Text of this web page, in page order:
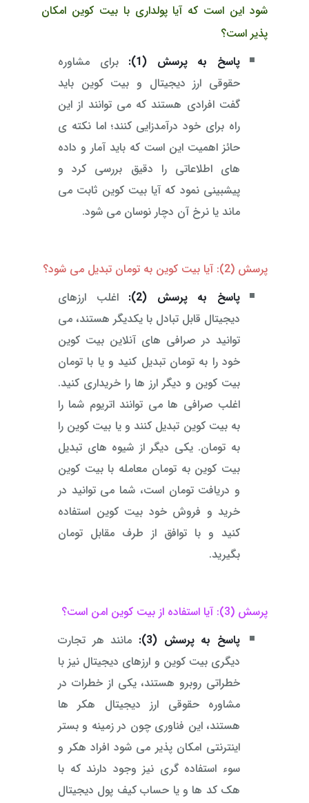
شود این است که آیا پولداری با بیت کوین امکان
پذیر است؟
پاسخ به پرسش (1):
برای مشاوره
حقوقی ارز دیجیتال و بیت کوین باید
گفت افرادی هستند که می توانند از این
راه برای خود درآمدزایی کنند؛ اما نکته ی
حائز اهمیت این است که باید آمار و داده
های اطلاعاتی را دقیق بررسی کرد و
پیشبینی نمود که آیا بیت کوین ثابت می
ماند یا نرخ آن دچار نوسان می شود.
پرسش (2): آیا بیت کوین به تومان تبدیل می شود؟
پاسخ به پرسش (2):
اغلب ارزهای
دیجیتال قابل تبادل با یکدیگر هستند، می
توانید در صرافی های آنلاین بیت کوین
خود را به تومان تبدیل کنید و یا با تومان
بیت کوین و دیگر ارز ها را خریداری کنید.
اغلب صرافی ها می توانند اتریوم شما را
به بیت کوین تبدیل کنند و یا بیت کوین را
به تومان. یکی دیگر از شیوه های تبدیل
بیت کوین به تومان معامله با بیت کوین
و دریافت تومان است، شما می توانید در
خرید و فروش خود بیت کوین استفاده
کنید و با توافق از طرف مقابل تومان
بگیرید.
پرسش (3): آیا استفاده از بیت کوین امن است؟
پاسخ به پرسش (3):
مانند هر تجارت
دیگری بیت کوین و ارزهای دیجیتال نیز با
خطراتی روبرو هستند، یکی از خطرات در
مشاوره حقوقی ارز دیجیتال هکر ها
هستند، این فناوری چون در زمینه و بستر
اینترنتی امکان پذیر می شود افراد هکر و
سوء استفاده گری نیز وجود دارند که با
هک کد ها و یا حساب کیف پول دیجیتال